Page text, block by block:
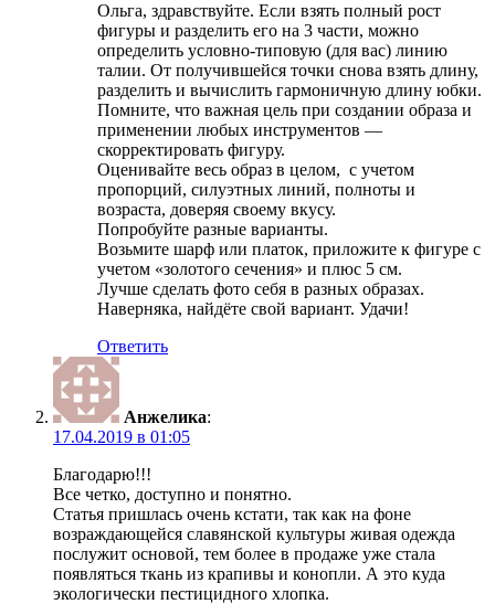
Ольга, здравствуйте. Если взять полный рост
фигуры и разделить его на 3 части, можно
определить условно-типовую (для вас) линию
талии. От получившейся точки снова взять длину,
разделить и вычислить гармоничную длину юбки.
Помните, что важная цель при создании образа и
применении любых инструментов —
скорректировать фигуру.
Оценивайте весь образ в целом, с учетом
пропорций, силуэтных линий, полноты и
возраста, доверяя своему вкусу.
Попробуйте разные варианты.
Возьмите шарф или платок, приложите к фигуре с
учетом «золотого сечения» и плюс 5 см.
Лучше сделать фото себя в разных образах.
Наверняка, найдёте свой вариант. Удачи!
Ответить
Анжелика:
17.04.2019 в 01:05
Благодарю!!!
Все четко, доступно и понятно.
Статья пришлась очень кстати, так как на фоне
возраждающейся славянской культуры живая одежда
послужит основой, тем более в продаже уже стала
появляться ткань из крапивы и конопли. А это куда
экологически пестицидного хлопка.